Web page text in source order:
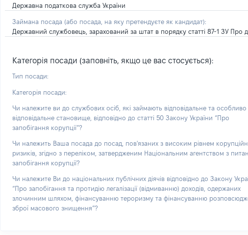
Державна податкова служба України
Займана посада (або посада, на яку претендуєте як кандидат):
Державний службовець, зарахований за штат в порядку статті 87-1 ЗУ Про
Категорія посади (заповніть, якщо це вас стосується):
Тип посади:
Категорія посади:
Чи належите ви до службових осіб, які займають відповідальне та особливо
відповідальне становище, відповідно до статті 50 Закону України “Про
запобігання корупції”?
Чи належить Ваша посада до посад, пов'язаних з високим рівнем
ризиків, згідно з переліком, затвердженим Національним агентством з
запобігання корупції?
Чи належите Ви до національних публічних діячів відповідно до Закону
“Про запобігання та протидію легалізації (відмиванню) доходів, одержаних
злочинним шляхом, фінансуванню тероризму та фінансуванню
зброї масового знищення”?